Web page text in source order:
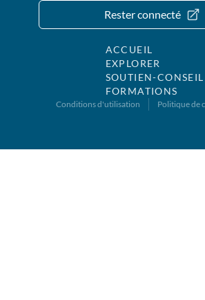
Rester connecté
ACCUEIL
EXPLORER
SOUTIEN-CONSEIL
FORMATIONS
Conditions d'utilisation Politique de